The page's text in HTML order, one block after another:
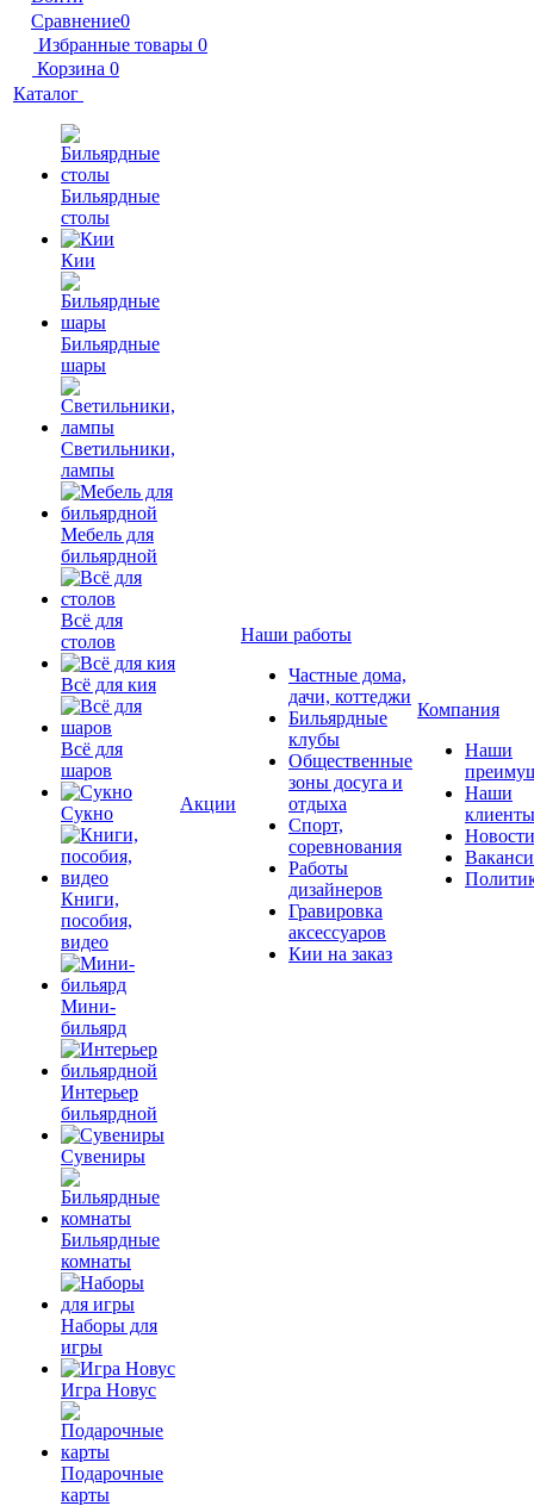
Сравнение0
Избранные товары 0
Корзина 0
Каталог
Бильярдные
столы
Кии
Бильярдные
шары
Светильники,
лампы
Мебель для
бильярдной
Всё для
столов
Всё для кия
Всё для
шаров
Сукно
Книги,
пособия,
видео
Мини-
бильярд
Интерьер
бильярдной
Сувениры
Бильярдные
комнаты
Наборы для
игры
Игра Новус
Подарочные
карты
Акции
Наши работы
Частные дома,
дачи, коттеджи
Бильярдные
клубы
Общественные
зоны досуга и
отдыха
Спорт,
соревнования
Работы
дизайнеров
Гравировка
аксессуаров
Кии на заказ
Компания
Наши
Наши
клиенты
Новости